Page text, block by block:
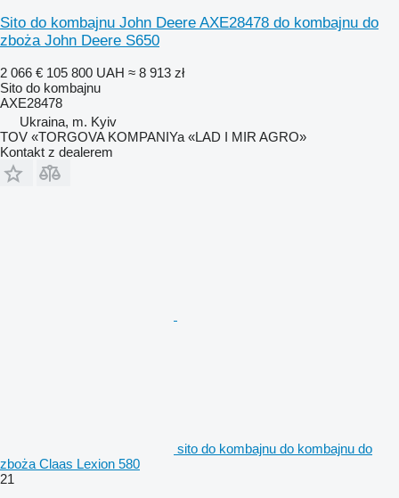
Sito do kombajnu John Deere AXE28478 do kombajnu do
zboża John Deere S650
2 066 € 105 800 UAH ≈ 8 913 zł
Sito do kombajnu
AXE28478
Ukraina, m. Kyiv
TOV «TORGOVA KOMPANIYa «LAD I MIR AGRO»
Kontakt z dealerem
sito do kombajnu do kombajnu do
zboża Claas Lexion 580
21